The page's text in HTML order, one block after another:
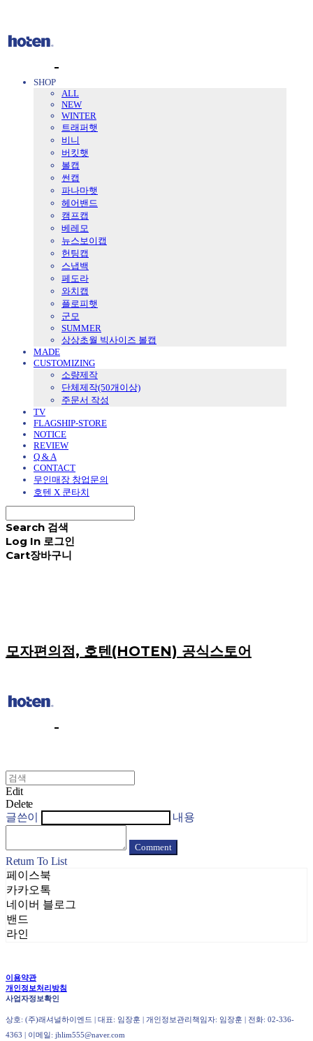
SHOP
ALL
NEW
WINTER
트래퍼햇
비니
버킷햇
볼캡
썬캡
파나마햇
헤어밴드
캠프캡
베레모
뉴스보이캡
헌팅캡
스냅백
페도라
와치캡
플로피햇
군모
SUMMER
상상초월 빅사이즈 볼캡
MADE
CUSTOMIZING
소량제작
단체제작(50개이상)
주문서 작성
TV
FLAGSHIP-STORE
NOTICE
REVIEW
Q & A
CONTACT
무인매장 창업문의
호텐 X 쿤타치
Search 검색
Log In 로그인
Cart장바구니
모자편의점, 호텐(HOTEN) 공식스토어
Edit
Delete
글쓴이
내용
Comment
Return To List
페이스북
카카오톡
네이버 블로그
밴드
라인
이용약관
개인정보처리방침
사업자정보확인
상호: (주)래셔널하이엔드 | 대표: 임장훈 | 개인정보관리책임자: 임장훈 | 전화: 02-336-
4363 | 이메일: jhlim555@naver.com